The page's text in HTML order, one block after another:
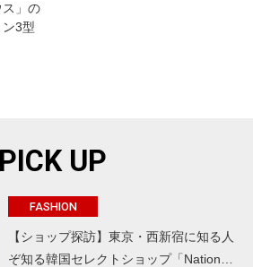
」の
3型
PICK UP
FASHION
【ショップ探訪】東京・西新宿に知る人
ぞ知る韓国セレクトショップ「Nation…